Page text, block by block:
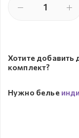
Хотите добавить
комплект?
Нужно белье